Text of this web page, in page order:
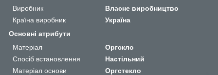
Виробник
Власне виробництво
Країна виробник
Україна
Основні атрибути
Матеріал
Оргскло
Спосіб встановлення
Настільний
Матеріал основи
Оргстекло